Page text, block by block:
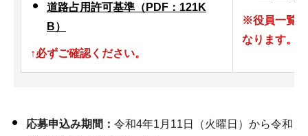
道路占用許可基準（PDF：121K
B）
↑必ずご確認ください。
※役員一覧
なります。
応募申込み期間 ： 令和4年1月11日（火曜日）から令和